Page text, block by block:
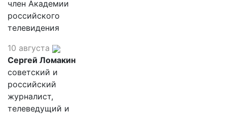
член Академии
российского
телевидения
10 августа
Сергей Ломакин
советский и
российский
журналист,
телеведущий и